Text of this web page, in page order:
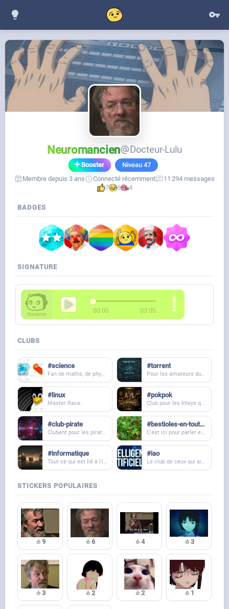
Neuromancien Docteur-Lulu
Booster Niveau 47
Membre depuis 3 ans
Connecté récemment
11 294 messages
7
6 4
BADGES
SIGNATURE
CLUBS
#science #torrent
#linux
Master Race.
#pokpok
#club-pirate #bestioles-en-tout-genre
#informatique #iao
STICKERS POPULAIRES
9 6 4 3
3 2 2 1